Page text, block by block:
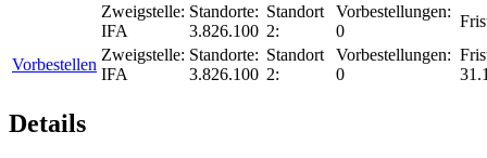
Zweigstelle:
IFA
Standorte:
3.826.100
Standort
2:
Vorbestellungen:
0
Vorbestellen
Zweigstelle:
IFA
Standorte:
3.826.100
Standort
2:
Vorbestellungen:
0
Details